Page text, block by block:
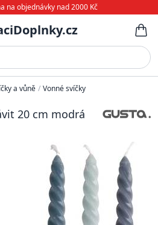
na objednávky nad 2000 Kč
a vůně / Vonné svíčky
20 cm modrá